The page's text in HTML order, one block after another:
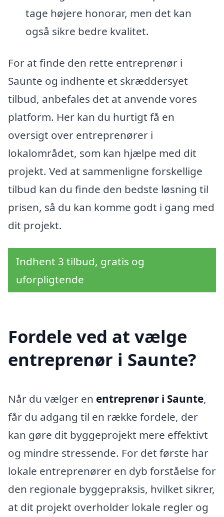
tage højere honorar, men det kan
også sikre bedre kvalitet.
For at finde den rette entreprenør i
Saunte og indhente et skræddersyet
tilbud, anbefales det at anvende vores
platform. Her kan du hurtigt få en
oversigt over entreprenører i
lokalområdet, som kan hjælpe med dit
projekt. Ved at sammenligne forskellige
tilbud kan du finde den bedste løsning til
prisen, så du kan komme godt i gang med
dit projekt.
Indhent 3 tilbud, gratis og
uforpligtende
Fordele ved at vælge
entreprenør i Saunte?
Når du vælger en entreprenør i Saunte,
får du adgang til en række fordele, der
kan gøre dit byggeprojekt mere effektivt
og mindre stressende. For det første har
lokale entreprenører en dyb forståelse for
den regionale byggepraksis, hvilket sikrer,
at dit projekt overholder lokale regler og